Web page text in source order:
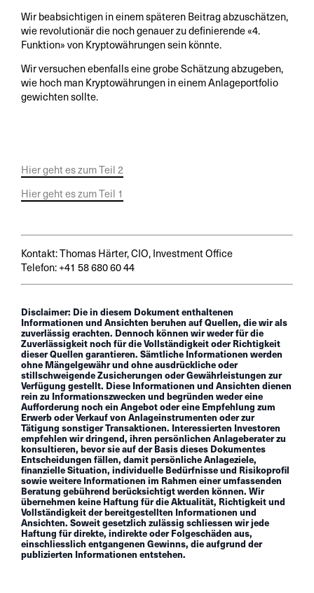
Wir beabsichtigen in einem späteren Beitrag abzuschätzen,
wie revolutionär die noch genauer zu definierende «4.
Funktion» von Kryptowährungen sein könnte.
Wir versuchen ebenfalls eine grobe Schätzung abzugeben,
wie hoch man Kryptowährungen in einem Anlageportfolio
gewichten sollte.
Hier geht es zum Teil 2
Hier geht es zum Teil 1
Kontakt: Thomas Härter, CIO, Investment Office
Telefon: +41 58 680 60 44
Disclaimer: Die in diesem Dokument enthaltenen
Informationen und Ansichten beruhen auf Quellen, die wir als
zuverlässig erachten. Dennoch können wir weder für die
Zuverlässigkeit noch für die Vollständigkeit oder Richtigkeit
dieser Quellen garantieren. Sämtliche Informationen werden
ohne Mängelgewähr und ohne ausdrückliche oder
stillschweigende Zusicherungen oder Gewährleistungen zur
Verfügung gestellt. Diese Informationen und Ansichten dienen
rein zu Informationszwecken und begründen weder eine
Aufforderung noch ein Angebot oder eine Empfehlung zum
Erwerb oder Verkauf von Anlageinstrumenten oder zur
Tätigung sonstiger Transaktionen. Interessierten Investoren
empfehlen wir dringend, ihren persönlichen Anlageberater zu
konsultieren, bevor sie auf der Basis dieses Dokumentes
Entscheidungen fällen, damit persönliche Anlageziele,
finanzielle Situation, individuelle Bedürfnisse und Risikoprofil
sowie weitere Informationen im Rahmen einer umfassenden
Beratung gebührend berücksichtigt werden können. Wir
übernehmen keine Haftung für die Aktualität, Richtigkeit und
Vollständigkeit der bereitgestellten Informationen und
Ansichten. Soweit gesetzlich zulässig schliessen wir jede
Haftung für direkte, indirekte oder Folgeschäden aus,
einschliesslich entgangenen Gewinns, die aufgrund der
publizierten Informationen entstehen.